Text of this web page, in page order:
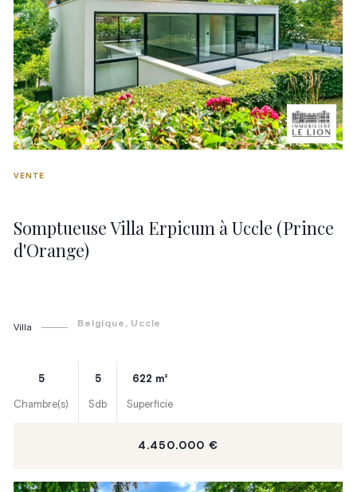
Somptueuse Villa Erpicum à Uccle (Prince
d'Orange)
VENTE
Villa Belgique , Uccle
5
Chambre(s)
5
Sdb
622 m²
Superficie
4.450.000 €